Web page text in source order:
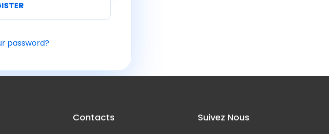
password?
Contacts Suivez Nous